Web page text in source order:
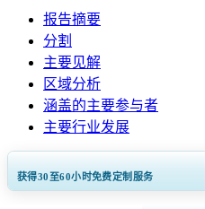
报告摘要
分割
主要见解
区域分析
涵盖的主要参与者
主要行业发展
获得30至60小时免费定制服务